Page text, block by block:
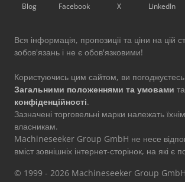
Blog Facebook X LinkedIn
Вся інформація, пропозиції та ціни на цій
зобов'язань і не є обов'язковими!
Користуючись цим сайтом, ви
Загальними положеннями та умовами та
конфіденційності.
Зазначені торговельні марки належать
власникам.
Machineseeker Group GmbH не несе
вміст зовнішніх інтернет-сторінок, на які є
© 1999 - 2026 Machineseeker Group GmbH